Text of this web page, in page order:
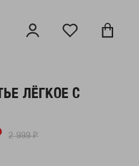
ЛЁГКОЕ С
2 999 Р